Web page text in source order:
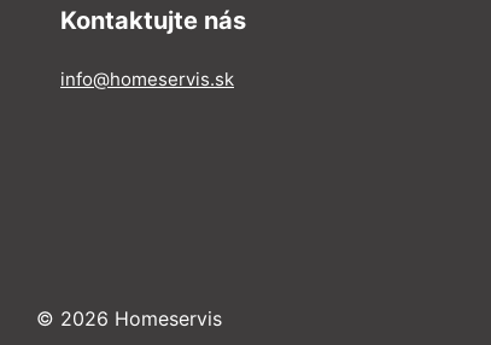
Kontaktujte nás
info@homeservis.sk
© 2026 Homeservis